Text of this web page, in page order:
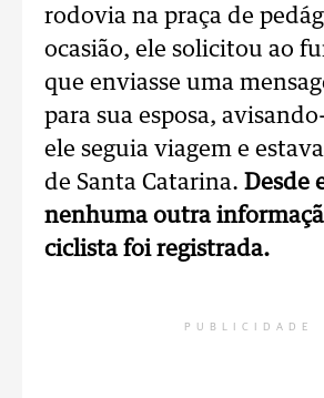
rodovia na praça de
ocasião, ele solicitou ao
que enviasse uma
para sua esposa,
ele seguia viagem e
de Santa Catarina. Desde
nenhuma outra
ciclista foi registrada.
PUBLICIDADE